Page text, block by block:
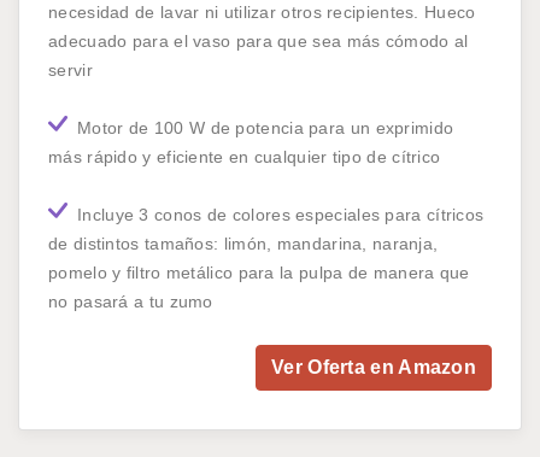
necesidad de lavar ni utilizar otros recipientes. Hueco
adecuado para el vaso para que sea más cómodo al
servir
Motor de 100 W de potencia para un exprimido
más rápido y eficiente en cualquier tipo de cítrico
Incluye 3 conos de colores especiales para cítricos
de distintos tamaños: limón, mandarina, naranja,
pomelo y filtro metálico para la pulpa de manera que
no pasará a tu zumo
Ver Oferta en Amazon